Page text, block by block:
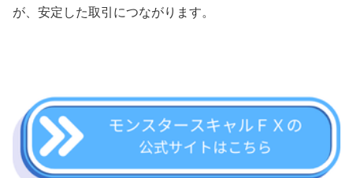
が、安定した取引につながります。